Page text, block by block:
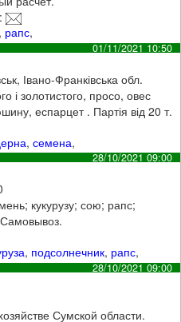
:
, рапс,
01/11/2021 10:50
Івано-Франківська обл.
і золотистого, просо, овес
еспарцет . Партія від 20 т.
,семена,
28/10/2021 09:00
кукурузу; сою; рапс;
, подсолнечник, рапс,
28/10/2021 09:00
Сумской области.